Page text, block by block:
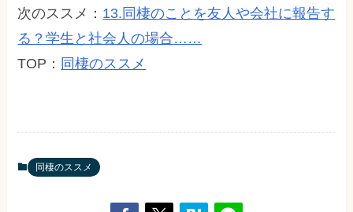
次のススメ： 13.同棲のことを友人や会社に報告す
る？学生と社会人の場合……
TOP： 同棲のススメ
同棲のススメ